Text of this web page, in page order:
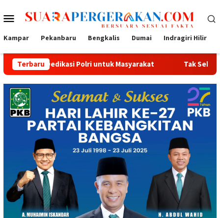
ke
Menu
Mobile
Kampar Pekanbaru Bengkalis Dumai Indragiri Hilir
Terbaru
Polri untuk Masyarakat Tak Sekadar Bersih dan